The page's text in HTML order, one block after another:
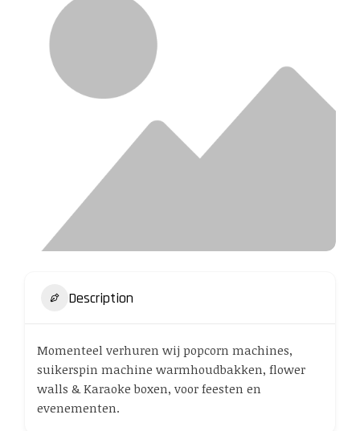
Description
Momenteel verhuren wij popcorn machines,
suikerspin machine warmhoudbakken, flower
walls & Karaoke boxen, voor feesten en
evenementen.